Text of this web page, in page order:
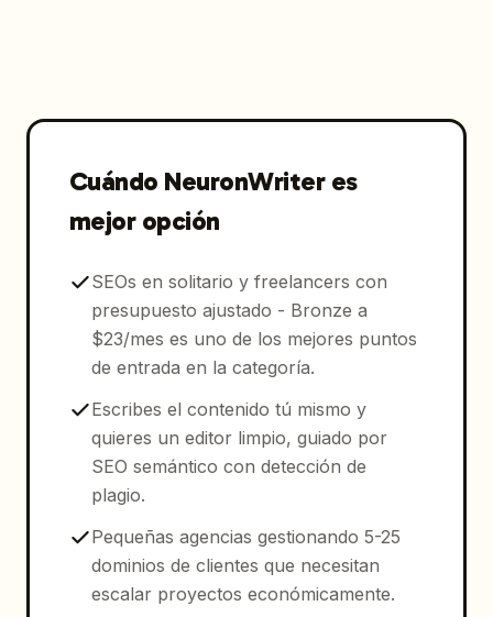
Cuándo NeuronWriter es
mejor opción
SEOs en solitario y freelancers con
presupuesto ajustado - Bronze a
$23/mes es uno de los mejores puntos
de entrada en la categoría.
Escribes el contenido tú mismo y
quieres un editor limpio, guiado por
SEO semántico con detección de
plagio.
Pequeñas agencias gestionando 5-25
dominios de clientes que necesitan
escalar proyectos económicamente.